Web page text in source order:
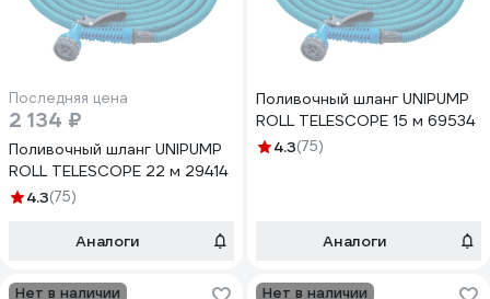
Последняя цена
2 134 ₽
Поливочный шланг UNIPUMP
ROLL TELESCOPE 22 м 29414
4.3(75)
Аналоги
Поливочный шланг UNIPUMP
ROLL TELESCOPE 15 м 69534
4.3(75)
Аналоги
Нет в наличии Нет в наличии